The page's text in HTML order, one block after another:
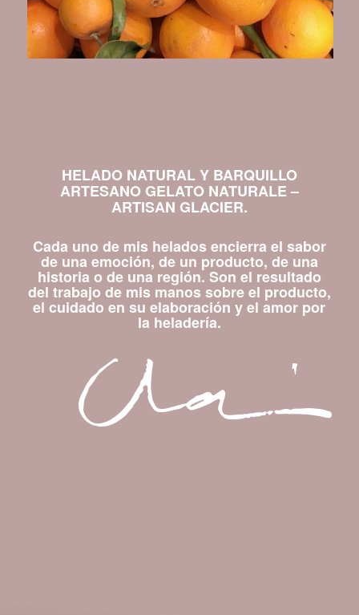
HELADO NATURAL Y BARQUILLO
ARTESANO GELATO NATURALE –
ARTISAN GLACIER.
Cada uno de mis helados encierra el sabor
de una emoción, de un producto, de una
historia o de una región. Son el resultado
del trabajo de mis manos sobre el producto,
el cuidado en su elaboración y el amor por
la heladería.